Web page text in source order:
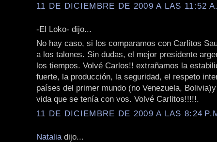
11 DE DICIEMBRE DE 2009 A LAS 11:52
-El Loko- dijo...
No hay caso, si los comparamos con Carlitos
a los talones. Sin dudas, el mejor presidente
los tiempos. Volvé Carlos!! extrañamos la
fuerte, la producción, la seguridad, el respeto
países del primer mundo (no Venezuela,
vida que se tenía con vos. Volvé Carlitos!!!!!.
11 DE DICIEMBRE DE 2009 A LAS 8:24
Natalia dijo...